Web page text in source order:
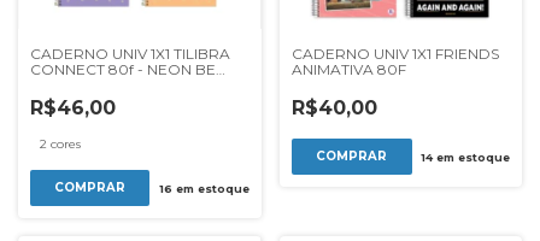
CADERNO UNIV 1X1 TILIBRA
CONNECT 80f - NEON BE
R$46,00
2 cores
COMPRAR 16 em estoque
CADERNO UNIV 1X1 FRIENDS
ANIMATIVA 80F
R$40,00
14em estoque